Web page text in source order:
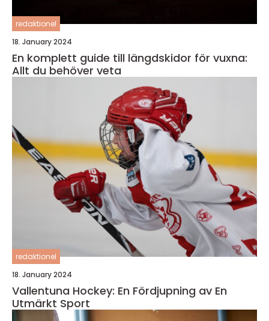
redaktionel
18. January 2024
En komplett guide till längdskidor för vuxna:
Allt du behöver veta
redaktionel
18. January 2024
Vallentuna Hockey: En Fördjupning av En
Utmärkt Sport